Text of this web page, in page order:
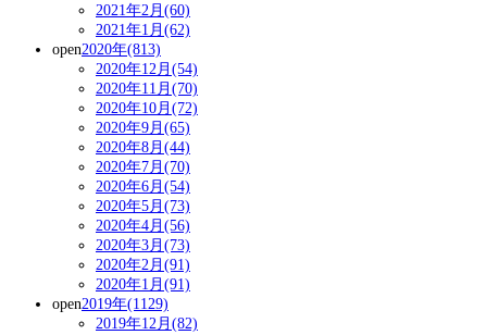
2021年2月(60)
2021年1月(62)
open2020年(813)
2020年12月(54)
2020年11月(70)
2020年10月(72)
2020年9月(65)
2020年8月(44)
2020年7月(70)
2020年6月(54)
2020年5月(73)
2020年4月(56)
2020年3月(73)
2020年2月(91)
2020年1月(91)
open2019年(1129)
2019年12月(82)